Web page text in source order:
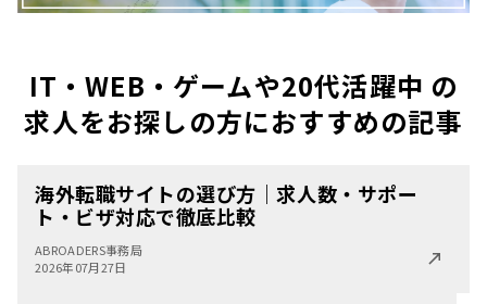
IT・WEB・ゲームや20代活躍中 の
求人をお探しの方におすすめの記事
海外転職サイトの選び方｜求人数・サポー
ト・ビザ対応で徹底比較
ABROADERS事務局
2026年07月27日